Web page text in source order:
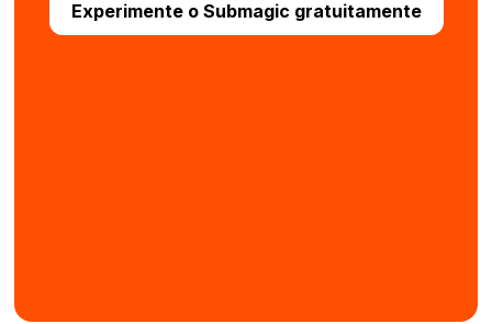
Experimente o Submagic gratuitamente